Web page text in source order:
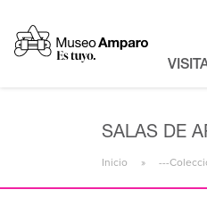
SALAS DE
Inicio ---